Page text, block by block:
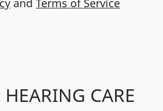
and Terms of Service
CARE